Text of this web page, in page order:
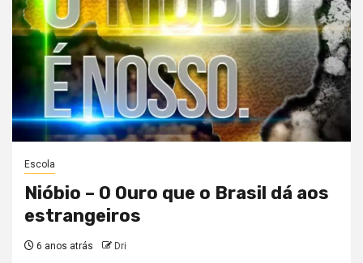
Escola
Nióbio – O Ouro que o Brasil dá aos
estrangeiros
6 anos atrás Dri